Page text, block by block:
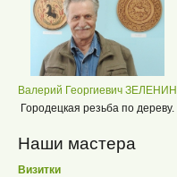
Валерий Георгиевич ЗЕЛЕНИН
Городецкая резьба по дереву.
Наши мастера
Визитки